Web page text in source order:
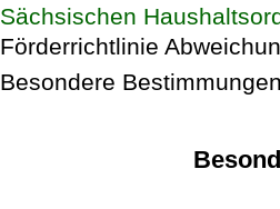
Sächsischen
Förderrichtlinie
Besondere